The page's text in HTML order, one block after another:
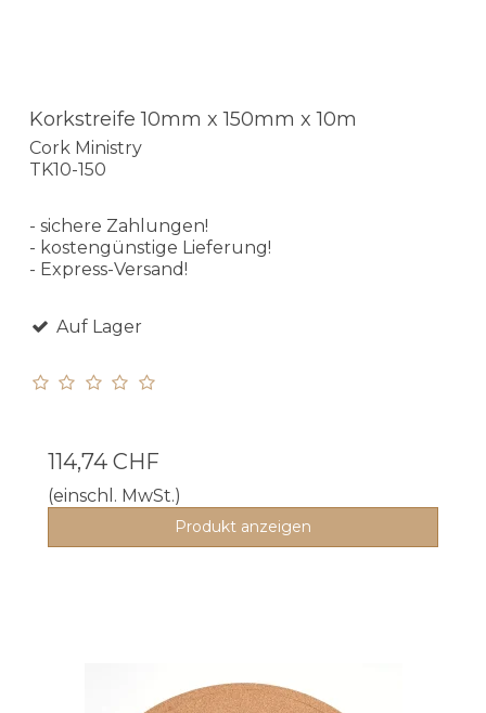
Korkstreife 10mm x 150mm x 10m
Cork Ministry
TK10-150
- sichere Zahlungen!
- kostengünstige Lieferung!
- Express-Versand!
Auf Lager
114,74 CHF
(einschl. MwSt.)
Produkt anzeigen